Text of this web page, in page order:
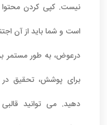
نیست. کپی کردن
است و شما باید از آن
درعوض، به طور مستمر
برای پوشش، تحقیق در
دهید. می توانید